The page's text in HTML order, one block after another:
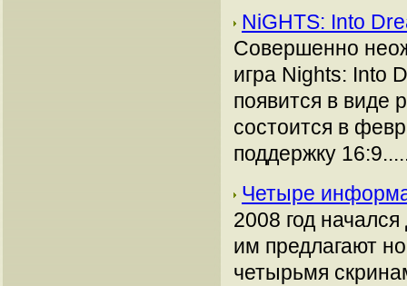
NiGHTS: Into
Совершенно
игра Nights: Into
появится в виде
состоится в
поддержку
Четыре
2008 год
им предлагают
четырьмя